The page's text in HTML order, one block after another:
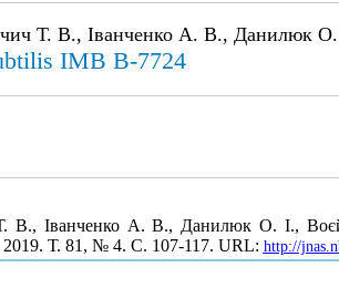
Т. В., Іванченко А. В., Данилюк О.
ІМВ В-7724
А. В., Данилюк О. І.,
2019. Т. 81, № 4. С. 107-117. URL: http://